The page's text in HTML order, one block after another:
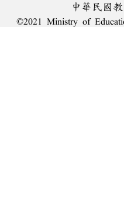
中華民國
©2021 Ministry of